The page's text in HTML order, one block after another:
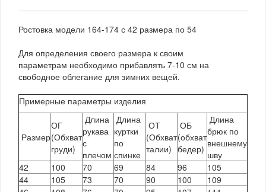
Ростовка модели 164-174 с 42 размера по 54
Для определения своего размера к своим
параметрам необходимо прибавлять 7-10 см на
свободное облегание для зимних вещей.
Примерные параметры изделия
Размер
ОГ
(Обхват
груди)
Длина
рукава
с
плечом
Длина
куртки
по
спинке
ОТ
(Обхват
талии)
ОБ
(обхват
бедер)
Длина
брюк по
внешнему
шву
42
100 70 69 84 96
105
44
105 73 70 90 100
109